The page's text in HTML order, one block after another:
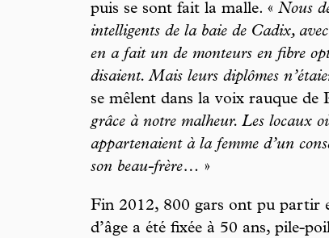
puis se sont fait la malle. « Nous
intelligents de la baie de Cadix,
en a fait un de monteurs en fibre
disaient. Mais leurs diplômes
se mêlent dans la voix rauque de
grâce à notre malheur. Les locaux
appartenaient à la femme d’un
son beau-frère… »
Fin 2012, 800 gars ont pu partir
d’âge a été fixée à 50 ans, pile-